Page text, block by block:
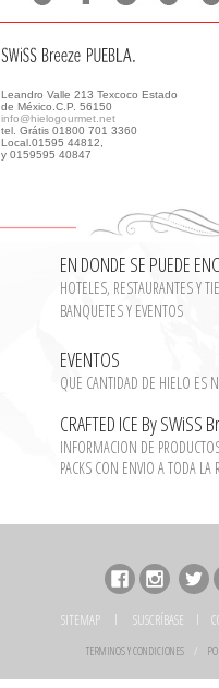
Leandro Valle 213 Texcoco Estado
de México.C.P. 56150
info@hielogourmet.net
tel. Grátis 01800 701 3360
Local.01595 44812,
y 0159595 40847